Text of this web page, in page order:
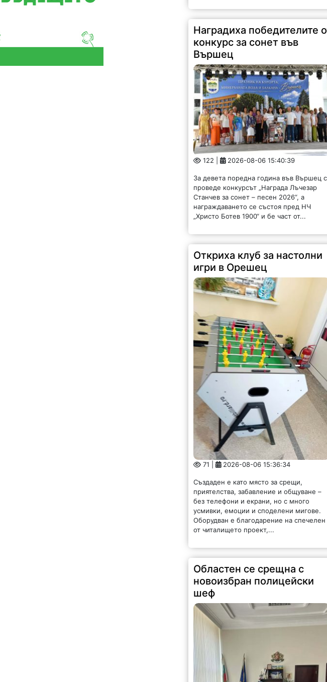
Наградиха победителите
конкурс за сонет във
Вършец
122 | 2026-08-06 15:40:39
За девета поредна година във Вършец
проведе конкурсът „Награда Лъчезар
Станчев за сонет – песен 2026“, а
награждаването се състоя пред НЧ
„Христо Ботев 1900“ и бе част от...
Откриха клуб за настолни
игри в Орешец
71 | 2026-08-06 15:36:34
Създаден е като място за срещи,
приятелства, забавление и общуване –
без телефони и екрани, но с много
усмивки, емоции и споделени мигове.
Оборудван е благодарение на спечелен
от читалището проект,...
Областен се срещна с
новоизбран полицейски
шеф